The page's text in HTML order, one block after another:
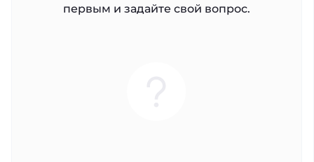
первым и задайте свой вопрос.